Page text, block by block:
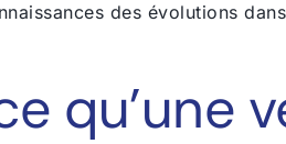
des évolutions
qu’une